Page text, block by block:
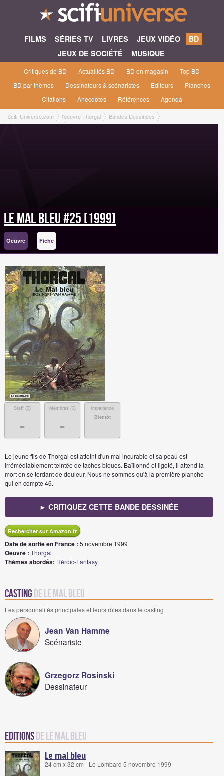
FILMS SÉRIES TV LIVRES JEUX VIDÉO
BD
JEUX DE SOCIÉTÉ
MUSIQUE
Critiques de BD Actualités BD BD en magasin
Top BD
BD par thèmes
Dessinateurs & scénaristes Editeurs
Planches
Citations
Anecdotes Références Agenda
Scifi-Universe.com l'oeuvre Thorgal
Bandes Dessinées
Le mal bleu #25 [1999]
Le mal bleu #25 [1999]
Oeuvre Fiche
Staff (0)
-
Membres (0)
-
Impatience
Bientôt
Le jeune fils de Thorgal est atteint d'un mal incurable et sa peau est
irrémédiablement teintée de taches bleues. Baîllonné et ligoté, il attend la
mort en se tordant de douleur. Nous ne sommes qu'à la première planche
qui en compte 46.
► CRITIQUEZ CETTE BANDE DESSINÉE
Rechercher sur Amazon.fr
Date de sortie en France : 5 novembre 1999
Oeuvre : Thorgal
Thèmes abordés: Héroïc-Fantasy
Casting de Le mal bleu
Les personnalités principales et leurs rôles dans le casting
Jean Van Hamme
Scénariste
Grzegorz Rosinski
Dessinateur
Editionsde Le mal bleu
Le mal bleu
24 cm x 32 cm - Le Lombard 5 novembre 1999